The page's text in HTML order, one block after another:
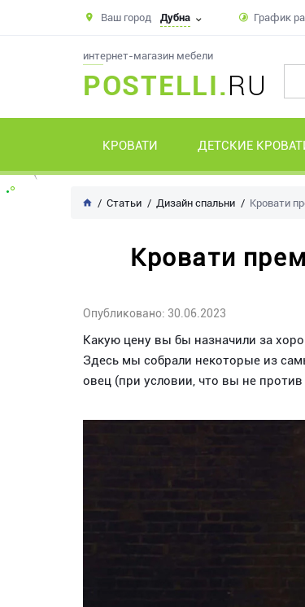
Ваш город Дубна График
интернет-магазин мебели
POSTELLI.RU
КРОВАТИ ДЕТСКИЕ
Статьи Дизайн спальни Кровати
Кровати
Опубликовано: 30.06.2023
Какую цену вы бы назначили за
Здесь мы собрали некоторые из
овец (при условии, что вы не против